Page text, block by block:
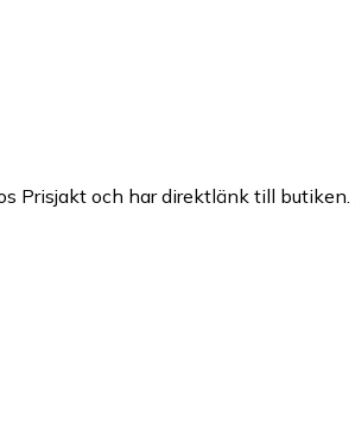
Prisjakt och har direktlänk till butiken.